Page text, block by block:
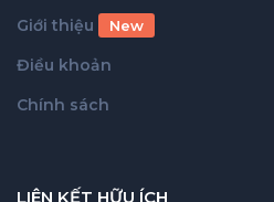
Giới thiệu New
Điều khoản
Chính sách
LIÊN KẾT HỮU ÍCH